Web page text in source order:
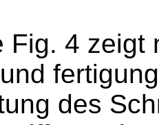
Fig. 4 zeigt
des